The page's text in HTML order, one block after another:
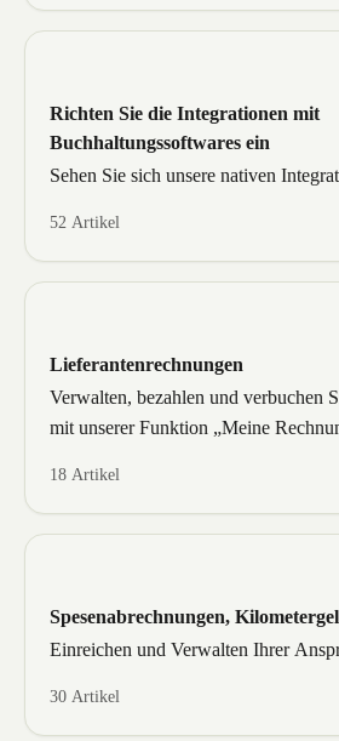
Richten Sie die Integrationen mit
Buchhaltungssoftwares ein
Sehen Sie sich unsere nativen
52 Artikel
Lieferantenrechnungen
Verwalten, bezahlen und verbuchen
mit unserer Funktion „Meine
18 Artikel
Spesenabrechnungen,
Einreichen und Verwalten Ihrer
30 Artikel